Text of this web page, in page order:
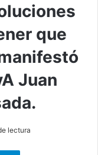
que
Juan
lectura
Telegram